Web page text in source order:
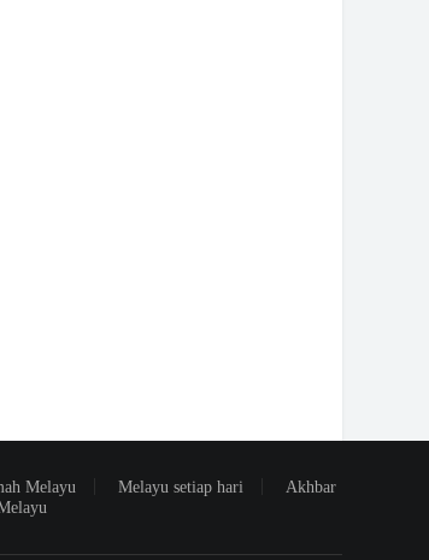
Melayu Melayu setiap hari
Akhbar